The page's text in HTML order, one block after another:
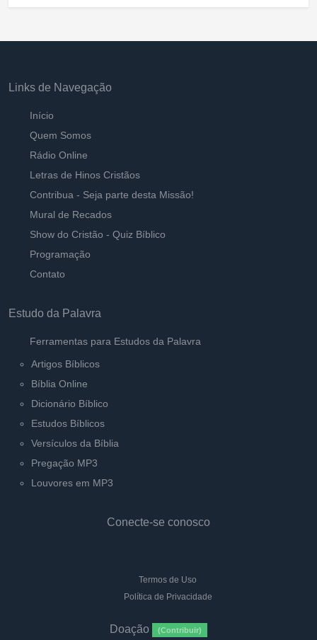
Links de Navegação
Início
Quem Somos
Rádio Online
Letras de Hinos Cristãos
Contribua - Seja parte desta Missão!
Mural de Recados
Show do Cristão - Quiz Bíblico
Programação
Contato
Estudo da Palavra
Ferramentas para Estudos da Palavra
Artigos Bíblicos
Bíblia Online
Dicionário Bíblico
Estudos Bíblicos
Versículos da Bíblia
Pregação MP3
Louvores em MP3
Conecte-se conosco
Termos de Uso
Política de Privacidade
Doação (Contribuir)